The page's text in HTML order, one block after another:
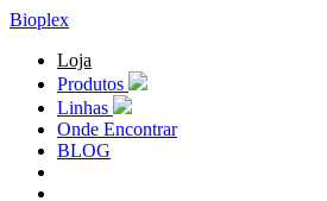
Bioplex
Loja
Produtos
Linhas
Onde Encontrar
BLOG